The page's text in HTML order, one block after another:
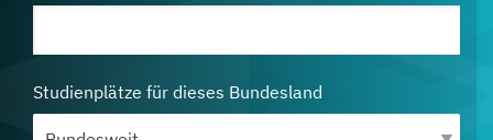
Studienplätze für dieses Bundesland